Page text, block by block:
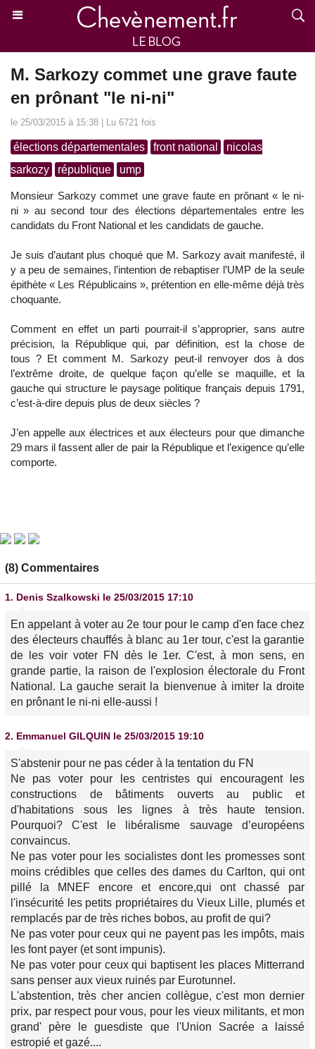
M. Sarkozy commet une grave faute
en prônant "le ni-ni"
le 25/03/2015 à 15:38 | Lu 6721 fois
élections départementales front national
nicolas
sarkozy
république ump
Monsieur Sarkozy commet une grave faute en prônant « le ni-
ni » au second tour des élections départementales entre les
candidats du Front National et les candidats de gauche.
Je suis d’autant plus choqué que M. Sarkozy avait manifesté, il
y a peu de semaines, l’intention de rebaptiser l’UMP de la seule
épithète « Les Républicains », prétention en elle-même déjà très
choquante.
Comment en effet un parti pourrait-il s’approprier, sans autre
précision, la République qui, par définition, est la chose de
tous ? Et comment M. Sarkozy peut-il renvoyer dos à dos
l’extrême droite, de quelque façon qu’elle se maquille, et la
gauche qui structure le paysage politique français depuis 1791,
c’est-à-dire depuis plus de deux siècles ?
J’en appelle aux électrices et aux électeurs pour que dimanche
29 mars il fassent aller de pair la République et l’exigence qu’elle
comporte.
(8) Commentaires
1. Denis Szalkowski le 25/03/2015 17:10
En appelant à voter au 2e tour pour le camp d'en face chez
des électeurs chauffés à blanc au 1er tour, c'est la garantie
de les voir voter FN dès le 1er. C'est, à mon sens, en
grande partie, la raison de l'explosion électorale du Front
National. La gauche serait la bienvenue à imiter la droite
en prônant le ni-ni elle-aussi !
2. Emmanuel GILQUIN le 25/03/2015 19:10
S'abstenir pour ne pas céder à la tentation du FN
Ne pas voter pour les centristes qui encouragent les
constructions de bâtiments ouverts au public et
d'habitations sous les lignes à très haute tension.
Pourquoi? C'est le libéralisme sauvage d’européens
convaincus.
Ne pas voter pour les socialistes dont les promesses sont
moins crédibles que celles des dames du Carlton, qui ont
pillé la MNEF encore et encore,qui ont chassé par
l'insécurité les petits propriétaires du Vieux Lille, plumés et
remplacés par de très riches bobos, au profit de qui?
Ne pas voter pour ceux qui ne payent pas les impôts, mais
les font payer (et sont impunis).
Ne pas voter pour ceux qui baptisent les places Mitterrand
sans penser aux vieux ruinés par Eurotunnel.
L'abstention, très cher ancien collègue, c'est mon dernier
prix, par respect pour vous, pour les vieux militants, et mon
grand' père le guesdiste que l'Union Sacrée a laissé
estropié et gazé....